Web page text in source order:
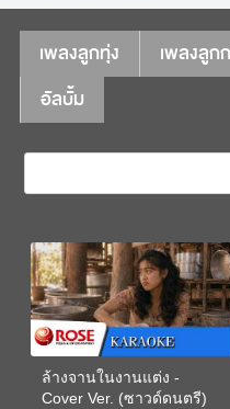
เพลงลูกทุ่ง เพลงลูก
อัลบั้ม
ล้างจานในงานแต่ง -
Cover Ver. (ซาวด์ดนตรี)